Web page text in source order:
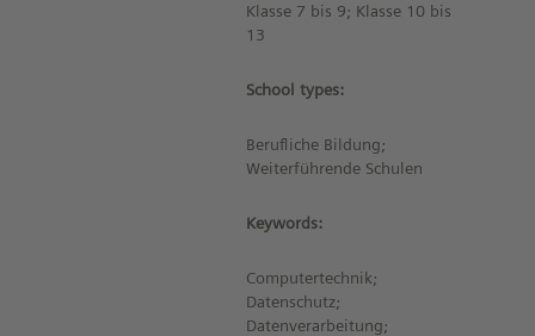
Klasse 7 bis 9; Klasse 10 bis
13
School types:
Berufliche Bildung;
Weiterführende Schulen
Keywords:
Computertechnik;
Datenschutz;
Datenverarbeitung;